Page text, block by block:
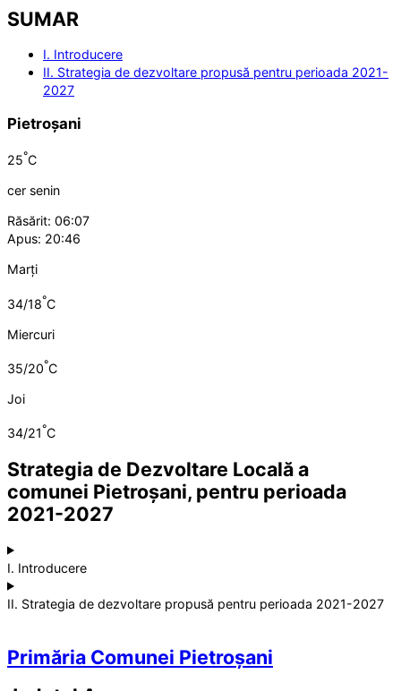
SUMAR
I. Introducere
II. Strategia de dezvoltare propusă pentru perioada 2021-
2027
Pietroșani
25°C
cer senin
Răsărit: 06:07
Apus: 20:46
Marți
34/18°C
Miercuri
35/20°C
Joi
34/21°C
Strategia de Dezvoltare Locală a
comunei Pietroșani, pentru perioada
2021-2027
I. Introducere
II. Strategia de dezvoltare propusă pentru perioada 2021-2027
Primăria Comunei Pietroșani